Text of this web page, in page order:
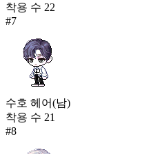
착용 수 22
#7
수호 헤어(남)
착용 수 21
#8